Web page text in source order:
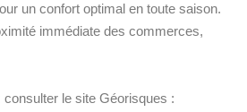
un confort optimal en toute saison.
immédiate des commerces,
le site Géorisques :